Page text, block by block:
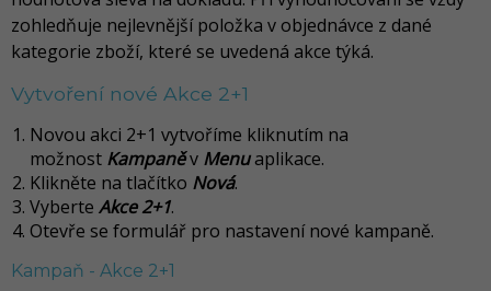
zohledňuje nejlevnější položka v objednávce z dané
kategorie zboží, které se uvedená akce týká.
Vytvoření nové Akce 2+1
Novou akci 2+1 vytvoříme kliknutím na
možnost Kampaněv Menuaplikace.
Klikněte na tlačítko Nová.
Vyberte Akce 2+1.
Otevře se formulář pro nastavení nové kampaně.
Kampaň - Akce 2+1